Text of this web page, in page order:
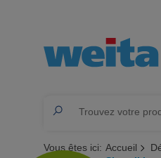
Vous êtes ici: Accueil